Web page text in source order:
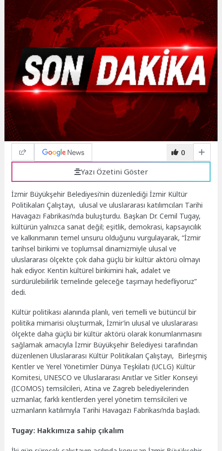
0
Yazı Özetini Göster
İzmir Büyükşehir Belediyesi’nin düzenlediği İzmir Kültür
Politikaları Çalıştayı, ulusal ve uluslararası katılımcıları Tarihi
Havagazı Fabrikası’nda buluşturdu. Başkan Dr. Cemil Tugay,
kültürün yalnızca sanat değil; eşitlik, demokrasi, kapsayıcılık
ve kalkınmanın temel unsuru olduğunu vurgulayarak, “İzmir
tarihsel birikimi ve toplumsal dinamizmiyle ulusal ve
uluslararası ölçekte çok daha güçlü bir kültür aktörü olmayı
hak ediyor. Kentin kültürel birikimini hak, adalet ve
sürdürülebilirlik temelinde geleceğe taşımayı hedefliyoruz”
dedi.
Kültür politikası alanında planlı, veri temelli ve bütüncül bir
politika mimarisi oluşturmak, İzmir’in ulusal ve uluslararası
ölçekte daha güçlü bir kültür aktörü olarak konumlanmasını
sağlamak amacıyla İzmir Büyükşehir Belediyesi tarafından
düzenlenen Uluslararası Kültür Politikaları Çalıştayı, Birleşmiş
Kentler ve Yerel Yönetimler Dünya Teşkilatı (UCLG) Kültür
Komitesi, UNESCO ve Uluslararası Anıtlar ve Sitler Konseyi
(ICOMOS) temsilcileri, Atina ve Zagreb belediyelerinden
uzmanlar, farklı kentlerden yerel yönetim temsilcileri ve
uzmanların katılımıyla Tarihi Havagazı Fabrikası’nda başladı.
Tugay: Hakkımıza sahip çıkalım